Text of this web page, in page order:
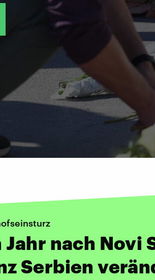
Jahr nach Novi
Serbien